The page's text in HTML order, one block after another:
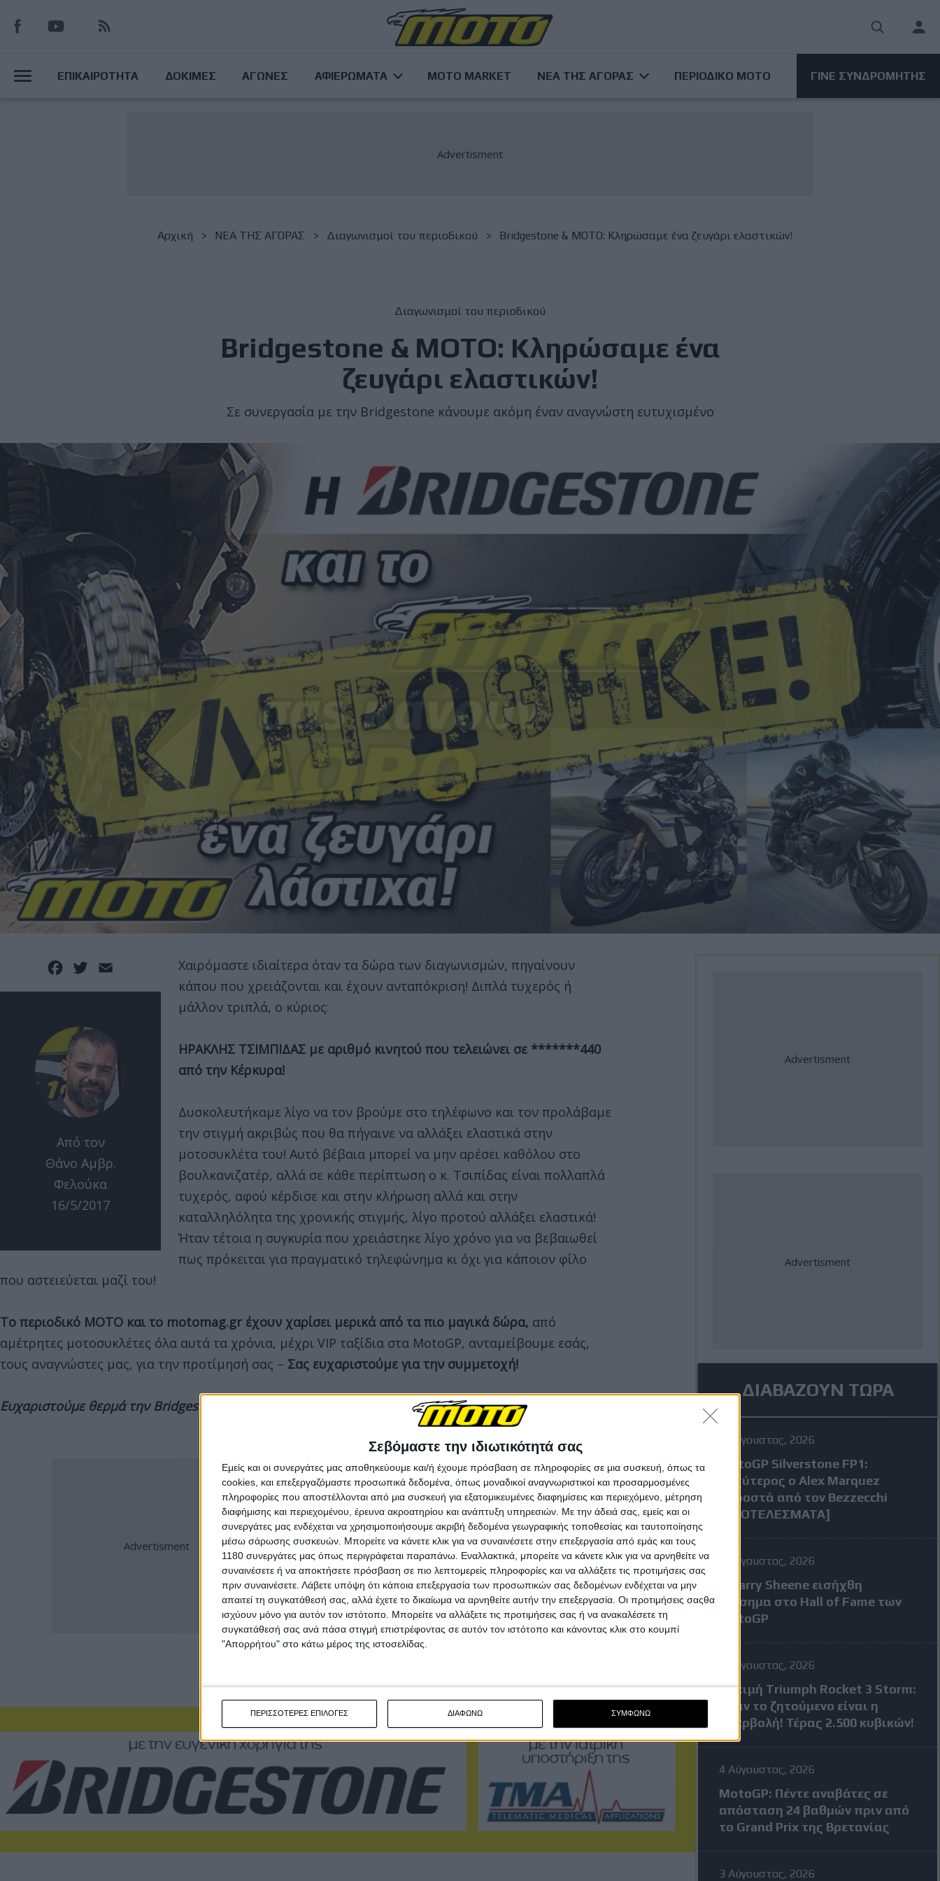
Σεβόμαστε την ιδιωτικότητά σας
Εμείς και οι συνεργάτες μας αποθηκεύουμε και/ή έχουμε πρόσβαση σε πληροφορίες σε μια συσκευή, όπως τα
cookies, και επεξεργαζόμαστε προσωπικά δεδομένα, όπως μοναδικοί αναγνωριστικοί και προσαρμοσμένες
πληροφορίες που αποστέλλονται από μια συσκευή για εξατομικευμένες διαφημίσεις και περιεχόμενο, μέτρηση
διαφήμισης και περιεχομένου, έρευνα ακροατηρίου και ανάπτυξη υπηρεσιών. Με την άδειά σας, εμείς και οι
συνεργάτες μας ενδέχεται να χρησιμοποιήσουμε ακριβή δεδομένα γεωγραφικής τοποθεσίας και ταυτοποίησης
μέσω σάρωσης συσκευών. Μπορείτε να κάνετε κλικ για να συναινέσετε στην επεξεργασία από εμάς και τους
1180 συνεργάτες μας όπως περιγράφεται παραπάνω. Εναλλακτικά, μπορείτε να κάνετε κλικ για να αρνηθείτε να
συναινέσετε ή να αποκτήσετε πρόσβαση σε πιο λεπτομερείς πληροφορίες και να αλλάξετε τις προτιμήσεις σας
πριν συναινέσετε. Λάβετε υπόψη ότι κάποια επεξεργασία των προσωπικών σας δεδομένων ενδέχεται να μην
απαιτεί τη συγκατάθεσή σας, αλλά έχετε το δικαίωμα να αρνηθείτε αυτήν την επεξεργασία. Οι προτιμήσεις σαςθα
ισχύουν μόνο για αυτόν τον ιστότοπο. Μπορείτε να αλλάξετε τις προτιμήσεις σας ή να ανακαλέσετε τη
συγκατάθεσή σας ανά πάσα στιγμή επιστρέφοντας σε αυτόν τον ιστότοπο και κάνοντας κλικ στο κουμπί
"Απορρήτου" στο κάτω μέρος της ιστοσελίδας.
ΠΕΡΙΣΣΟΤΕΡΕΣ ΕΠΙΛΟΓΕΣ ΔΙΑΦΩΝΩ ΣΥΜΦΩΝΩ
προς
κυρίως
User
MainΕΠΙΚΑΙΡΟΤΗΤΑ ΔΟΚΙΜΕΣ ΑΓΩΝΕΣ ΑΦΙΕΡΩΜΑΤΑ MOTO MARKET ΝΕΑ ΤΗΣ ΑΓΟΡΑΣ ΠΕΡΙΟΔΙΚΟ ΜΟΤΟ ΓΙΝΕ ΣΥΝΔΡΟΜΗΤΗΣ
BreadcrumbΑρχική NΕΑ ΤΗΣ ΑΓΟΡΑΣ Διαγωνισμοί του περιοδικού Bridgestone & MOTO: Κληρώσαμε ένα ζευγάρι ελαστικών!
Διαγωνισμοί του περιοδικού
Bridgestone & MOTO: Κληρώσαμε ένα
ζευγάρι ελαστικών!
Σε συνεργασία με την Bridgestone κάνουμε ακόμη έναν αναγνώστη ευτυχισμένο
Facebook
Twitter
Από τον
Θάνο Αμβρ.
Φελούκα
16/5/2017
Χαιρόμαστε ιδιαίτερα όταν τα δώρα των διαγωνισμών, πηγαίνουν
κάπου που χρειάζονται και έχουν ανταπόκριση! Διπλά τυχερός ή
μάλλον τριπλά, ο κύριος:
ΗΡΑΚΛΗΣ ΤΣΙΜΠΙΔΑΣ με αριθμό κινητού που τελειώνει σε *******440
από την Κέρκυρα!
Δυσκολευτήκαμε λίγο να τον βρούμε στο τηλέφωνο και τον προλάβαμε
την στιγμή ακριβώς που θα πήγαινε να αλλάξει ελαστικά στην
μοτοσυκλέτα του! Αυτό βέβαια μπορεί να μην αρέσει καθόλου στο
βουλκανιζατέρ, αλλά σε κάθε περίπτωση ο κ. Τσιπίδας είναι πολλαπλά
τυχερός, αφού κέρδισε και στην κλήρωση αλλά και στην
καταλληλόλητα της χρονικής στιγμής, λίγο προτού αλλάξει ελαστικά!
Ήταν τέτοια η συγκυρία που χρειάστηκε λίγο χρόνο για να βεβαιωθεί
πως πρόκειται για πραγματικό τηλεφώνημα κι όχι για κάποιον φίλο
που αστειεύεται μαζί του!
Το περιοδικό MOTO και το motomag.gr έχουν χαρίσει μερικά από τα πιο μαγικά δώρα, από
αμέτρητες μοτοσυκλέτες όλα αυτά τα χρόνια, μέχρι VIP ταξίδια στα MotoGP, ανταμείβουμε εσάς,
τους αναγνώστες μας, για την προτίμησή σας – Σας ευχαριστούμε για την συμμετοχή!
Ευχαριστούμε θερμά την Bridgestone, μεγάλου χορηγού του Test Ride Event!
ΔΙΑΒΑΖΟΥΝ ΤΩΡΑ
7 Αύγουστος, 2026
MotoGP Silverstone FP1:
Ταχύτερος ο Alex Marquez
μπροστά από τον Bezzecchi
[ΑΠΟΤΕΛΕΣΜΑΤΑ]
7 Αύγουστος, 2026
Ο Barry Sheene εισήχθη
επίσημα στο Hall of Fame των
MotoGP
4 Αύγουστος, 2026
Δοκιμή Triumph Rocket 3 Storm:
Όταν το ζητούμενο είναι η
υπερβολή! Τέρας 2.500 κυβικών!
4 Αύγουστος, 2026
MotoGP: Πέντε αναβάτες σε
απόσταση 24 βαθμών πριν από
το Grand Prix της Βρετανίας
3 Αύγουστος, 2026